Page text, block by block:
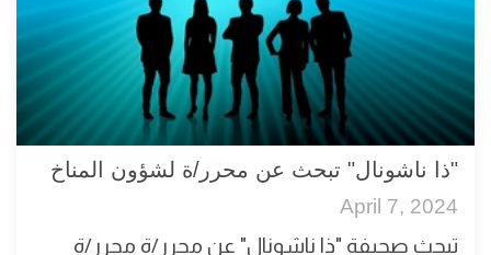
"ذا ناشونال" تبحث عن محرر/ة لشؤون المناخ
April 7, 2024
تبحث صحيفة "ذا ناشونال" عن محرر/ة محرر/ة